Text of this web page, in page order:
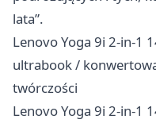
lata”.
Lenovo Yoga 9i 2-in-1
ultrabook /
twórczości
Lenovo Yoga 9i 2-in-1